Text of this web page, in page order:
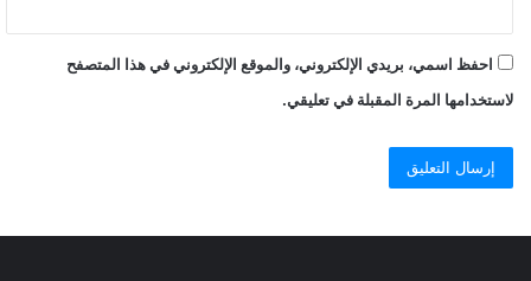
احفظ اسمي، بريدي الإلكتروني، والموقع الإلكتروني في هذا المتصفح
لاستخدامها المرة المقبلة في تعليقي.